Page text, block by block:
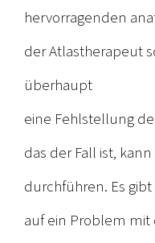
hervorragenden
der Atlastherapeut
überhaupt
eine Fehlstellung
das der Fall ist,
durchführen. Es
auf ein Problem